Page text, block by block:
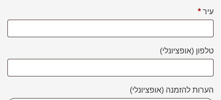
עיר *
טלפון (אופציונלי)
הערות להזמנה (אופציונלי)